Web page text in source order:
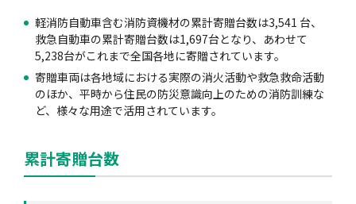
軽消防自動車含む消防資機材の累計寄贈台数は3,541 台、
救急自動車の累計寄贈台数は1,697台となり、あわせて
5,238台がこれまで全国各地に寄贈されています。
寄贈車両は各地域における実際の消火活動や救急救命活動
のほか、平時から住民の防災意識向上のための消防訓練な
ど、様々な用途で活用されています。
累計寄贈台数